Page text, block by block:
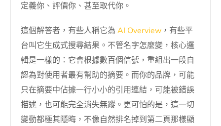
定義你、評價你、甚至取代你。
這個解答者，有些人稱它為AI Overview ，有些平
台叫它生成式搜尋結果。不管名字怎麼變，核心邏
輯是一樣的：它會根據數百個信號，重組出一段自
認為對使用者最有幫助的摘要。而你的品牌，可能
只在摘要中佔據一行小小的引用連結，可能被錯誤
描述，也可能完全消失無蹤。更可怕的是，這一切
變動都極其隱晦，不像自然排名掉到第二頁那樣顯